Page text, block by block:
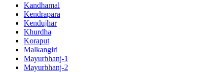
Kandhamal
Kendrapara
Kendujhar
Khurdha
Koraput
Malkangiri
Mayurbhanj-1
Mayurbhanj-2